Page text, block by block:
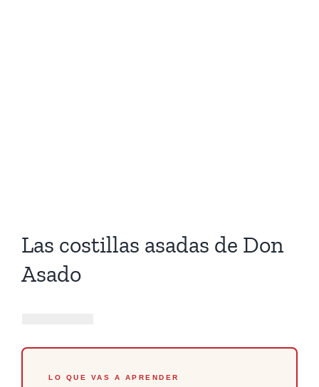
Las costillas asadas de Don
Asado
LO QUE VAS A APRENDER